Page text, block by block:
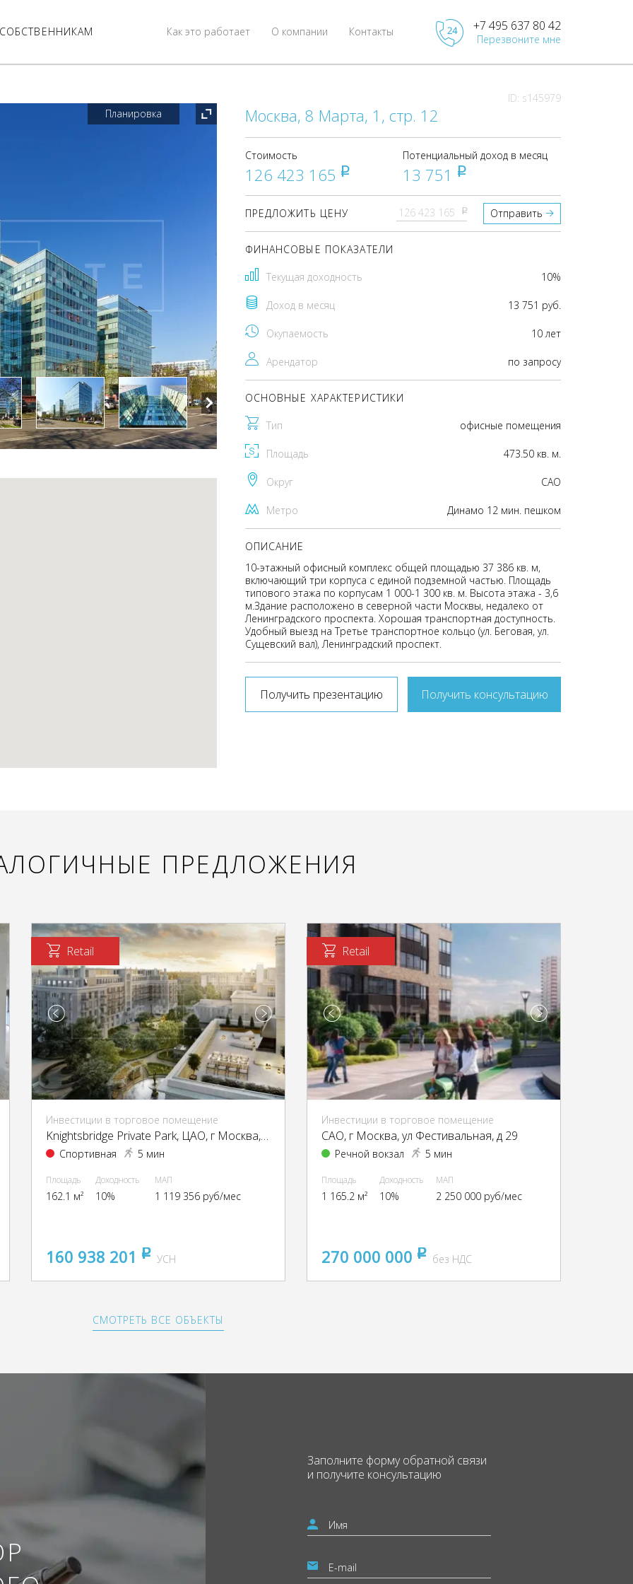
Контакты
О компании
Как это работает +7 495 637 80 42
Перезвоните мне
ID: s145979
Планировка
Москва, 8 Марта, 1, стр. 12
Стоимость
126 423 165 pуб
Потенциальный доход в месяц
13 751 pуб
ПРЕДЛОЖИТЬ ЦЕНУ pуб Отправить
ФИНАНСОВЫЕ ПОКАЗАТЕЛИ
Текущая доходность 10%
Доход в месяц 13 751 руб.
Окупаемость 10 лет
Арендатор по запросу
ОСНОВНЫЕ ХАРАКТЕРИСТИКИ
Тип офисные помещения
Площадь 473.50 кв. м.
Округ CАО
Метро Динамо 12 мин. пешком
ОПИСАНИЕ
10-этажный офисный комплекс общей площадью 37 386 кв. м,
включающий три корпуса с единой подземной частью. Площадь
типового этажа по корпусам 1 000-1 300 кв. м. Высота этажа - 3,6
м.Здание расположено в северной части Москвы, недалеко от
Ленинградского проспекта. Хорошая транспортная доступность.
Удобный выезд на Третье транспортное кольцо (ул. Беговая, ул.
Сущевский вал), Ленинградский проспект.
Получить презентацию Получить консультацию
ПРЕДЛОЖЕНИЯ
Retail
Инвестиции в торговое помещение
Knightsbridge Private Park, ЦАО, г Москва, Ефремова ул., 19, кор. 1
Спортивная 5 мин
Площадь
162.1 м²
Доходность
10%
МАП
1 119 356 руб/мес
160 938 201 pуб
УСН
Retail
Инвестиции в торговое помещение
CАО, г Москва, ул Фестивальная, д 29
Речной вокзал 5 мин
Площадь
1 165.2 м²
Доходность
10%
МАП
2 250 000 руб/мес
270 000 000 pуббез НДС
СМОТРЕТЬ ВСЕ ОБЪЕКТЫ
Заполните формуобратной связи
и получите консультацию